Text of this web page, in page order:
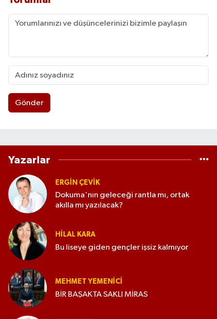
Gönder
Yazarlar
ERGIN ÇEVİK
Dokuma'nın geleceği rantla mı, ortak
akılla mı yazılacak?
HILAL KARA
Bu liseye giden gençler işsiz kalmıyor
MEHMET YEMENICI
BİR BAŞAKTA SAKLI MİRAS